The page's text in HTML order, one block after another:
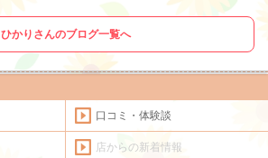
ひかりさんのブログ一覧へ
口コミ・体験談
店からの新着情報